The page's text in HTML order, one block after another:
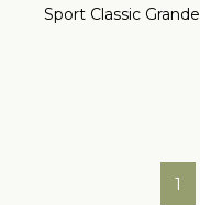
Sport Classic Grande
1